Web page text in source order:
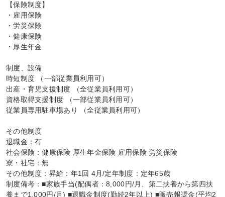
【保険制度】
・雇用保険
・労災保険
・健康保険
・厚生年金
制度、設備
時短制度 （一部従業員利用可）
出産・育児支援制度 （全従業員利用可）
資格取得支援制度 （一部従業員利用可）
従業員専用駐車場あり （全従業員利用可）
その他制度
退職金：有
社会保険：健康保険 厚生年金保険 雇用保険 労災保険
寮・社宅：無
その他制度：昇給：年1回 4月/定年制度：定年65歳
制度備考：■家族手当(配偶者：8,000円/月、第二扶養から第四扶
養まで1,000円/月) ■退職金制度(勤続2年以上) ■販売報奨金(平均2